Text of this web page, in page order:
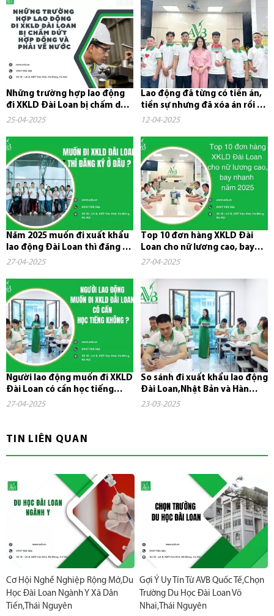
Những trường hợp lao động
đi XKLD Đài Loan bị chấm dứt
hợp đồng và phải về nước
25-04-2025
Lao động đã từng có tiền án,
tiền sự nhưng đã xóa án rồi có
đi xuất khẩu lao...
12-04-2025
Năm 2025 muốn đi xuất khẩu
lao động Đài Loan thì đăng ký
ở đâu?
27-04-2025
Top 10 đơn hàng XKLD Đài
Loan cho nữ lương cao, bay
nhanh năm 2025
27-04-2025
Người lao động muốn đi XKLD
Đài Loan có cần học tiếng
không?
27-04-2025
So sánh đi xuất khẩu lao động
Đài Loan,Nhật Bản và Hàn
Quốc
23-03-2025
TIN LIÊN QUAN
Cơ Hội Nghề Nghiệp Rộng Mở,Du
Học Đài Loan Ngành Y Xã Dân
Tiến,Thái Nguyên
Gợi Ý Uy Tín Từ AVB Quốc Tế,Chọn
Trường Du Học Đài Loan Võ
Nhai,Thái Nguyên